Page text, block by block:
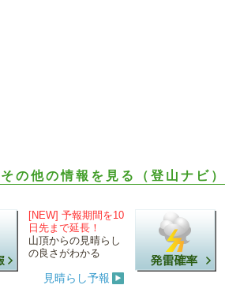
の他の情報を見る（登山ナビ）
[NEW] 予報期間を10
日先まで延長！
山頂からの見晴らし
の良さがわかる
見晴らし予報